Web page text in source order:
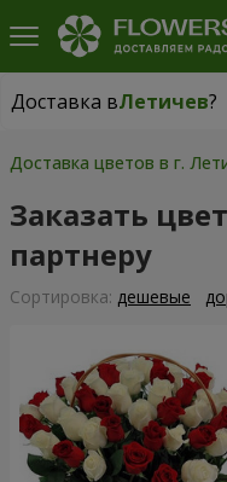
Доставка вЛетичев?
Доставка вЛетичев|
Доставка цветов в г.
Заказать
партнеру
Cортировка: дешевые